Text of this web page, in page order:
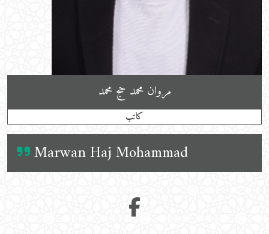
مروان محمد حج محمد
كاتب
Marwan Haj Mohammad